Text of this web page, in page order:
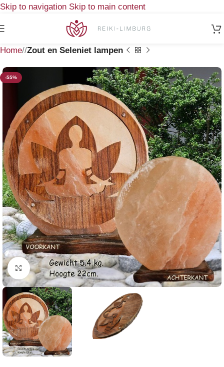
Skip to navigation Skip to main content
Home/ Zout en Seleniet lampen
-55%
Klik om te vergroten